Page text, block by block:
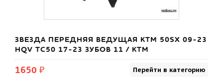
ЗВЕЗДА ПЕРЕДНЯЯ ВЕДУЩАЯ KTM 50SX 09-23
HQV TC50 17-23 ЗУБОВ 11 / KTM
1650 ₽ Перейти в категорию